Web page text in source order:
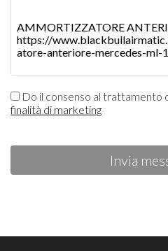
Do il consenso al trattamento
finalità di marketing
Invia